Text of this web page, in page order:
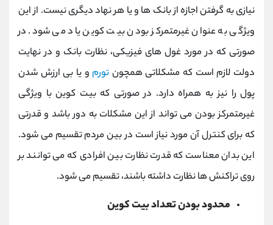
نیازی به گرفتن اجازه از بانک ها و یا هر نهاد دیگری نیست. از این
ویژگی به عنوان غیرمتمرکز بودن بیت کوین یاد می شود. در
صورتی که در مورد غول های فیزیکی، نظارت بانک و در نهایت
دولت لازم است که مشکلاتی همچون تورم و یا بی ارزش شدن
پول را نیز به همراه دارد. در صورتی که بیت کوین با ویژگی
غیرمتمرکز بودن می تواند از این مشکلات به دور باشد و قدرتی
که برای کنترل آن مورد نیاز است در بین مردم تقسیم می شود.
این بدان معناست که قدرت نظارت بین افرادی که می توانند بر
روی تراکنش ها نظارت داشته باشند، تقسیم می شود.
محدود بودن تعداد بیت کوین